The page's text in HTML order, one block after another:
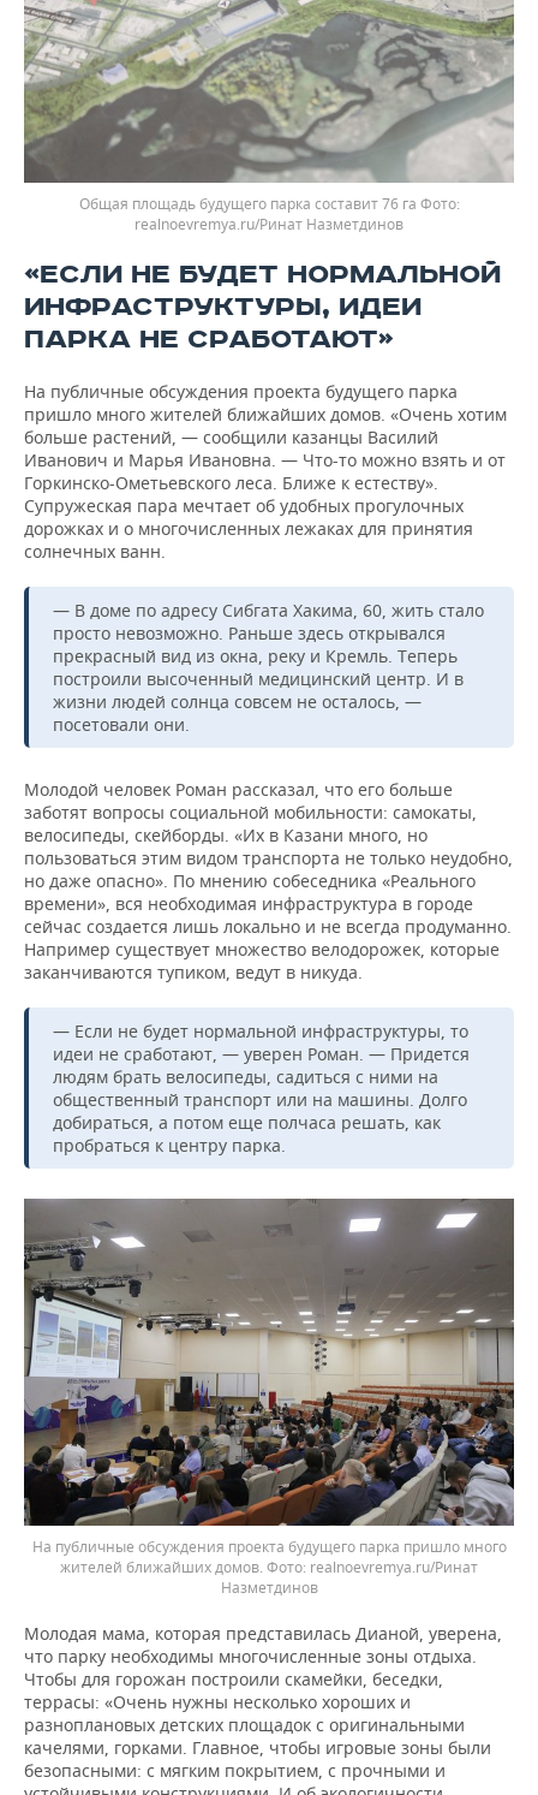
Общая площадь будущего парка составит 76 га
realnoevremya.ru/Ринат Назметдинов
«ЕСЛИ НЕ БУДЕТ НОРМАЛЬНОЙ
ИНФРАСТРУКТУРЫ, ИДЕИ
ПАРКА НЕ СРАБОТАЮТ»
На публичные обсуждения проекта будущего парка
пришло много жителей ближайших домов. «Очень хотим
больше растений, — сообщили казанцы Василий
Иванович и Марья Ивановна. — Что-то можно взять и от
Горкинско-Ометьевского леса. Ближе к естеству».
Супружеская пара мечтает об удобных прогулочных
дорожках и о многочисленных лежаках для принятия
солнечных ванн.
— В доме по адресу Сибгата Хакима, 60, жить стало
просто невозможно. Раньше здесь открывался
прекрасный вид из окна, реку и Кремль. Теперь
построили высоченный медицинский центр. И в
жизни людей солнца совсем не осталось, —
посетовали они.
Молодой человек Роман рассказал, что его больше
заботят вопросы социальной мобильности: самокаты,
велосипеды, скейборды. «Их в Казани много, но
пользоваться этим видом транспорта не только неудобно,
но даже опасно». По мнению собеседника «Реального
времени», вся необходимая инфраструктура в городе
сейчас создается лишь локально и не всегда продуманно.
Например существует множество велодорожек, которые
заканчиваются тупиком, ведут в никуда.
— Если не будет нормальной инфраструктуры, то
идеи не сработают, — уверен Роман. — Придется
людям брать велосипеды, садиться с ними на
общественный транспорт или на машины. Долго
добираться, а потом еще полчаса решать, как
пробраться к центру парка.
На публичные обсуждения проекта будущего парка пришло много
жителей ближайших домов.
realnoevremya.ru/Ринат
Назметдинов
Молодая мама, которая представилась Дианой, уверена,
что парку необходимы многочисленные зоны отдыха.
Чтобы для горожан построили скамейки, беседки,
террасы: «Очень нужны несколько хороших и
разноплановых детских площадок с оригинальными
качелями, горками. Главное, чтобы игровые зоны были
безопасными: с мягким покрытием, с прочными и